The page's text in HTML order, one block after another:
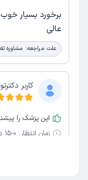
برخورد بسیار
عالی
علت مراجعه: مشاوره
کاربر دکترتو
این پزشک را
زمان انتظار: 0-15 دقیقه